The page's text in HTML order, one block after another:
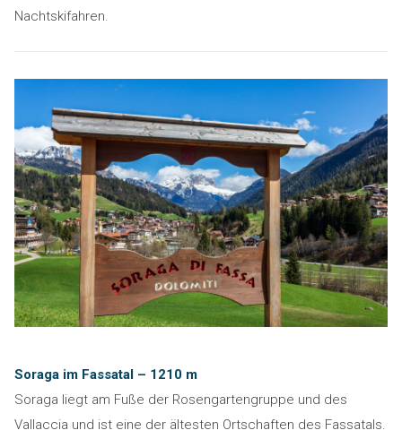
Nachtskifahren.
Soraga im Fassatal – 1210 m
Soraga liegt am Fuße der Rosengartengruppe und des
Vallaccia und ist eine der ältesten Ortschaften des Fassatals.